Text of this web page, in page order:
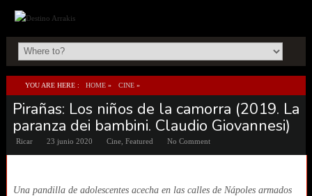
YOU ARE HERE : HOME » CINE »
PIRAÑAS: LOS NIÑOS DE LA CAMORRA (2019. LA PARANZA DEI BAMBINI. CLAUDIO
GIOVANNESI)
Pirañas: Los niños de la camorra (2019. La
paranza dei bambini. Claudio Giovannesi)
Ricar 23 junio 2020 Cine, Featured No Comment
Una pandilla de adolescentes acecha en las calles de Nápoles armados